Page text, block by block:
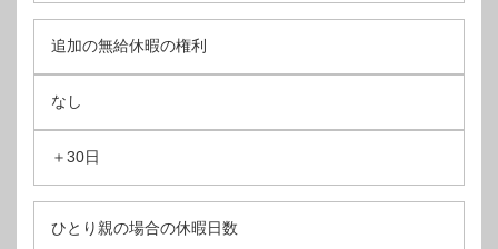
追加の無給休暇の権利
なし
＋30日
ひとり親の場合の休暇日数